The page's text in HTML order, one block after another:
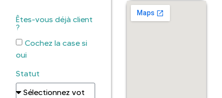
Êtes-vous déjà client
?
Cochez la case si
oui
Statut